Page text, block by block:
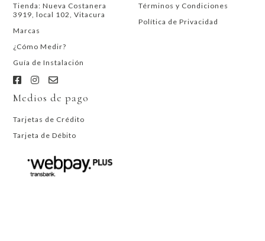
Tienda: Nueva Costanera
3919, local 102, Vitacura
Marcas
¿Cómo Medir?
Guía de Instalación
Términos y Condiciones
Política de Privacidad
Medios de pago
Tarjetas de Crédito
Tarjeta de Débito